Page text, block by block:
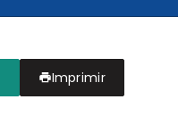
Imprimir